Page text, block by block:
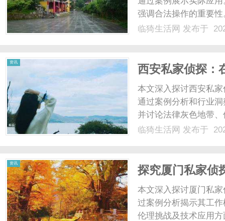
强调合法操作的重要
的未来发展，旨在帮
临猗生活网 发布于
资讯
西安私家侦探：
行业全景
本文深入探讨西安私
通过案例分析和行业
并讨论法律灰色地带
景，强调西安作为历
临猗生活网 发布于
资讯
探究厦门私家侦
本文深入探讨厦门私
过案例分析揭示其工
伦理挑战及技术应用